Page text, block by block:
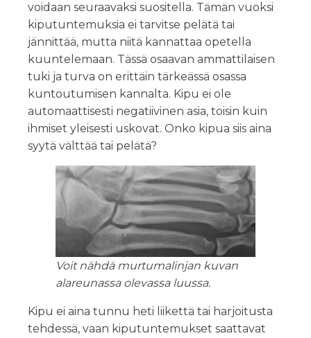
voidaan seuraavaksi suositella. Tämän vuoksi
kiputuntemuksia ei tarvitse pelätä tai
jännittää, mutta niitä kannattaa opetella
kuuntelemaan. Tässä osaavan ammattilaisen
tuki ja turva on erittäin tärkeässä osassa
kuntoutumisen kannalta. Kipu ei ole
automaattisesti negatiivinen asia, toisin kuin
ihmiset yleisesti uskovat. Onko kipua siis aina
syytä välttää tai pelätä?
Voit nähdä murtumalinjan kuvan
alareunassa olevassa luussa.
Kipu ei aina tunnu heti liikettä tai harjoitusta
tehdessä, vaan kiputuntemukset saattavat